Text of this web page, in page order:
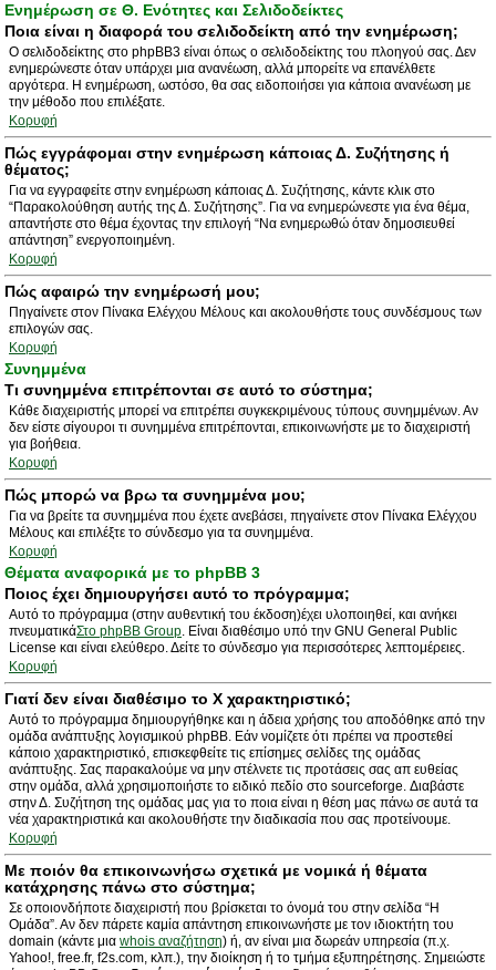
Ενημέρωση σε Θ. Ενότητες και Σελιδοδείκτες
Ποια είναι η διαφορά του σελιδοδείκτη από την ενημέρωση;
Ο σελιδοδείκτης στο phpBB3 είναι όπως ο σελιδοδείκτης του πλοηγού σας. Δεν
ενημερώνεστε όταν υπάρχει μια ανανέωση, αλλά μπορείτε να επανέλθετε
αργότερα. Η ενημέρωση, ωστόσο, θα σας ειδοποιήσει για κάποια ανανέωση με
την μέθοδο που επιλέξατε.
Κορυφή
Πώς εγγράφομαι στην ενημέρωση κάποιας Δ. Συζήτησης ή
θέματος;
Για να εγγραφείτε στην ενημέρωση κάποιας Δ. Συζήτησης, κάντε κλικ στο
“Παρακολούθηση αυτής της Δ. Συζήτησης”. Για να ενημερώνεστε για ένα θέμα,
απαντήστε στο θέμα έχοντας την επιλογή “Να ενημερωθώ όταν δημοσιευθεί
απάντηση” ενεργοποιημένη.
Κορυφή
Πώς αφαιρώ την ενημέρωσή μου;
Πηγαίνετε στον Πίνακα Ελέγχου Μέλους και ακολουθήστε τους συνδέσμους των
επιλογών σας.
Κορυφή
Συνημμένα
Τι συνημμένα επιτρέπονται σε αυτό το σύστημα;
Κάθε διαχειριστής μπορεί να επιτρέπει συγκεκριμένους τύπους συνημμένων. Αν
δεν είστε σίγουροι τι συνημμένα επιτρέπονται, επικοινωνήστε με το διαχειριστή
για βοήθεια.
Κορυφή
Πώς μπορώ να βρω τα συνημμένα μου;
Για να βρείτε τα συνημμένα που έχετε ανεβάσει, πηγαίνετε στον Πίνακα Ελέγχου
Μέλους και επιλέξτε το σύνδεσμο για τα συνημμένα.
Κορυφή
Θέματα αναφορικά με το phpBB 3
Ποιος έχει δημιουργήσει αυτό το πρόγραμμα;
Αυτό το πρόγραμμα (στην αυθεντική του έκδοση)έχει υλοποιηθεί, και ανήκει
πνευματικάΣτο phpBB Group. Είναι διαθέσιμο υπό την GNU General Public
License και είναι ελεύθερο. Δείτε το σύνδεσμο για περισσότερες λεπτομέρειες.
Κορυφή
Γιατί δεν είναι διαθέσιμο το Χ χαρακτηριστικό;
Αυτό το πρόγραμμα δημιουργήθηκε και η άδεια χρήσης του αποδόθηκε από την
ομάδα ανάπτυξης λογισμικού phpBB. Εάν νομίζετε ότι πρέπει να προστεθεί
κάποιο χαρακτηριστικό, επισκεφθείτε τις επίσημες σελίδες της ομάδας
ανάπτυξης. Σας παρακαλούμε να μην στέλνετε τις προτάσεις σας απ ευθείας
στην ομάδα, αλλά χρησιμοποιήστε το ειδικό πεδίο στο sourceforge. Διαβάστε
στην Δ. Συζήτηση της ομάδας μας για το ποια είναι η θέση μας πάνω σε αυτά τα
νέα χαρακτηριστικά και ακολουθήστε την διαδικασία που σας προτείνουμε.
Κορυφή
Με ποιόν θα επικοινωνήσω σχετικά με νομικά ή θέματα
κατάχρησης πάνω στο σύστημα;
Σε οποιονδήποτε διαχειριστή που βρίσκεται το όνομά του στην σελίδα “Η
Ομάδα”. Αν δεν πάρετε καμία απάντηση επικοινωνήστε με τον ιδιοκτήτη του
domain (κάντε μια whois αναζήτηση) ή, αν είναι μια δωρεάν υπηρεσία (π.χ.
Yahoo!, free.fr, f2s.com, κλπ.), την διοίκηση ή το τμήμα εξυπηρέτησης. Σημειώστε